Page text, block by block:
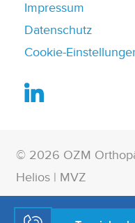
Impressum
Datenschutz
Cookie-
© 2026 OZM
Helios | MVZ